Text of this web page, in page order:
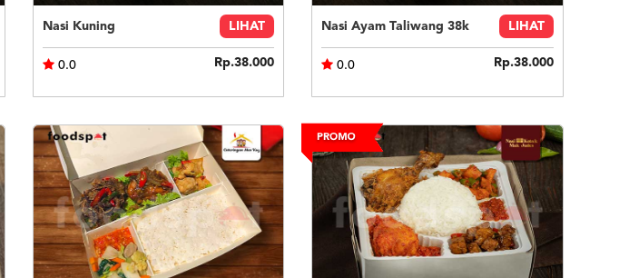
Nasi Kuning LIHAT
0.0 Rp.38.000
Nasi Ayam Taliwang 38k LIHAT
0.0 Rp.38.000